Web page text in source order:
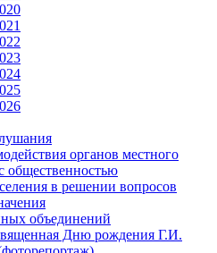
органов местного
общественностью
в решении вопросов
объединений
Дню рождения Г.И.